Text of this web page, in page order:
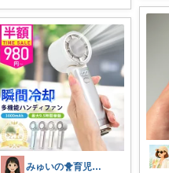
みゅいの🐥育児×時短×コスパ☀️朝コレ